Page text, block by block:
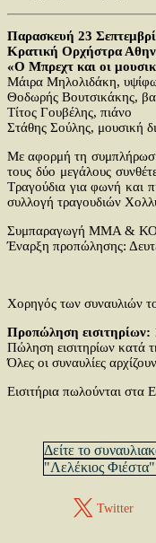
Παρασκευή 23
Κρατική Ορχήστρα
«Ο Μπρεχτ και οι
Μάιρα Μηλολιδάκη,
Θοδωρής Βουτσικάκης,
Τίτος Γουβέλης, πιάνο
Στάθης Σούλης, μουσική
Με αφορμή τη
τους δύο μεγάλους
Τραγούδια για φωνή και
συλλογή τραγουδιών
Συμπαραγωγή ΜΜΑ &
Έναρξη προπώλησης:
Χορηγός των συναυλιών
Προπώληση εισιτηρίων:
Πώληση εισιτηρίων κατά
Όλες οι συναυλίες
Εισιτήρια πωλούνται
Δείτε το
"Λελέκιος
Twitter